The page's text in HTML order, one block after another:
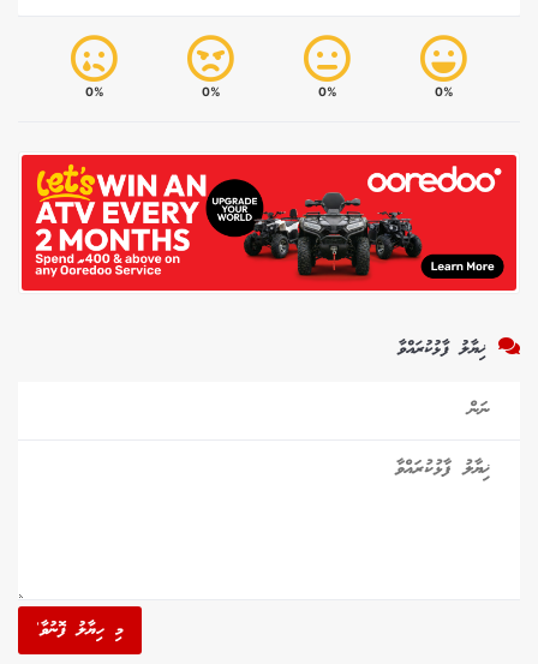
0%
0%
0%
0%
ޚިޔާލު ފާޅުކުރައްވާ
މި ހިޔާލު ފޮނުވާ'